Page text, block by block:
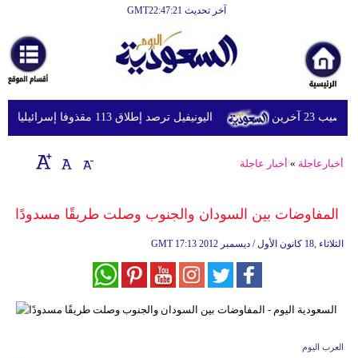
آخر تحديث GMT22:47:21
أخبارعاجلة
رياضة
ثقافة
إقتصاد
وموسيقى
وتغذية
اليونيفيل ترصد إطلاق 113 مقذوفا إسرائيليا على لبنان خلال يوم واحد
أخبارعاجلة » أخبار عاجلة
المفاوضات بين السودان والجنوب وصلت طريقًا مسدودًا
GMT 17:13 2012 الثلاثاء ,18 كانون الأول / ديسمبر
العرب اليوم